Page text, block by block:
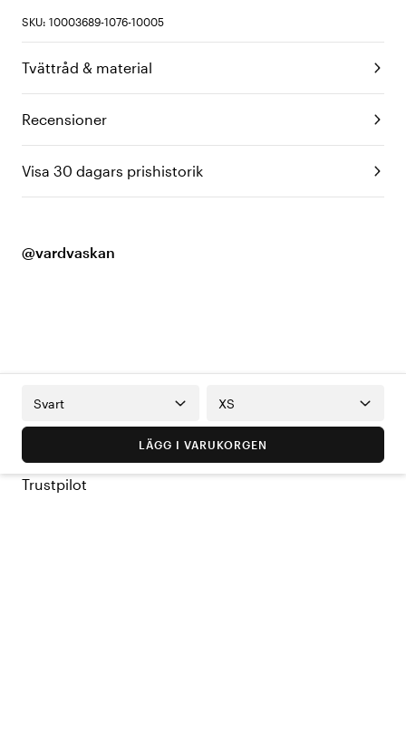
SKU: 10003689-1076-10005
Tvättråd & material
Recensioner
Visa 30 dagars prishistorik
@vardvaskan
Svart XS
LÄGG I VARUKORGEN
Trustpilot